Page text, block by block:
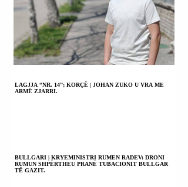
LAGJJA “NR. 14”; KORÇË | JOHAN ZUKO U VRA ME
ARMË ZJARRI.
BULLGARI | KRYEMINISTRI RUMEN RADEV: DRONI
RUMUN SHPËRTHEU PRANË TUBACIONIT BULLGAR
TË GAZIT.